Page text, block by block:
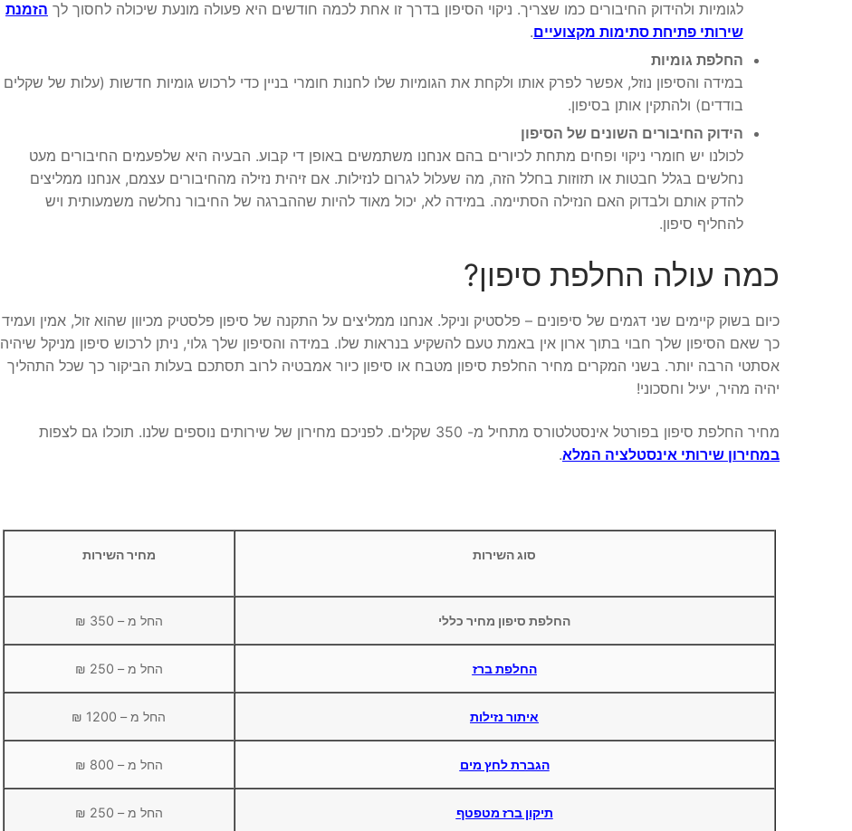
לגומיות ולהידוק החיבורים כמו שצריך. ניקוי הסיפון בדרך זו אחת לכמה חודשים היא פעולה מונעת שיכולה לחסוך לך הזמנת
שירותי פתיחת סתימות מקצועיים.
החלפת גומיות
במידה והסיפון נוזל, אפשר לפרק אותו ולקחת את הגומיות שלו לחנות חומרי בניין כדי לרכוש גומיות חדשות (עלות של שקלים
בודדים) ולהתקין אותן בסיפון.
הידוק החיבורים השונים של הסיפון
לכולנו יש חומרי ניקוי ופחים מתחת לכיורים בהם אנחנו משתמשים באופן די קבוע. הבעיה היא שלפעמים החיבורים מעט
נחלשים בגלל חבטות או תזוזות בחלל הזה, מה שעלול לגרום לנזילות. אם זיהית נזילה מהחיבורים עצמם, אנחנו ממליצים
להדק אותם ולבדוק האם הנזילה הסתיימה. במידה לא, יכול מאוד להיות שההברגה של החיבור נחלשה משמעותית ויש
להחליף סיפון.
כמה עולה החלפת סיפון?
כיום בשוק קיימים שני דגמים של סיפונים – פלסטיק וניקל. אנחנו ממליצים על התקנה של סיפון פלסטיק מכיוון שהוא זול, אמין ועמיד
כך שאם הסיפון שלך חבוי בתוך ארון אין באמת טעם להשקיע בנראות שלו. במידה והסיפון שלך גלוי, ניתן לרכוש סיפון מניקל שיהיה
אסתטי הרבה יותר. בשני המקרים מחיר החלפת סיפון מטבח או סיפון כיור אמבטיה לרוב תסתכם בעלות הביקור כך שכל התהליך
יהיה מהיר, יעיל וחסכוני!
מחיר החלפת סיפון בפורטל אינסטלטורס מתחיל מ- 350 שקלים. לפניכם מחירון של שירותים נוספים שלנו. תוכלו גם לצפות
במחירון שירותי אינסטלציה המלא.
סוג השירות מחיר השירות
החלפת סיפון מחיר כללי החל מ – 350 ₪
החלפת ברז החל מ – 250 ₪
איתור נזילות החל מ – 1200 ₪
הגברת לחץ מים החל מ – 800 ₪
תיקון ברז מטפטף החל מ – 250 ₪